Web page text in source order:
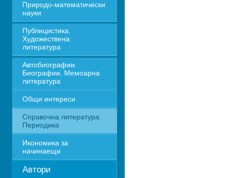
Природо-математически
науки
Публицистика.
Художествена
литература
Автобиографии.
Биографии. Мемоарна
литература
Общи интереси
Справочна литература.
Периодика
Икономика за
начинаещи
Автори